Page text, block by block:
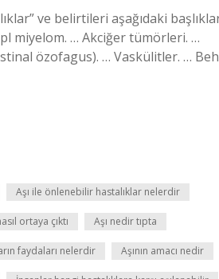
ve belirtileri aşağıdaki
miyelom. … Akciğer tümörleri. …
özofagus). … Vaskülitler. …
Aşı ile önlenebilir hastalıklar nelerdir
ortaya çıktı Aşı nedir tıpta
faydaları nelerdir Aşının amacı nedir